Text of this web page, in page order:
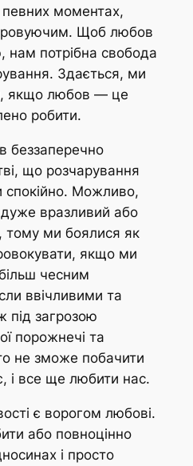
певних моментах,
Щоб любов
потрібна свобода
Здається, ми
якщо любов — це
робити.
беззаперечно
що розчарування
спокійно. Можливо,
дуже вразливий або
тому ми боялися як
якщо ми
чесним
ввічливими та
під загрозою
порожнечі та
не зможе побачити
і все ще любити нас.
є ворогом любові.
або повноцінно
і просто